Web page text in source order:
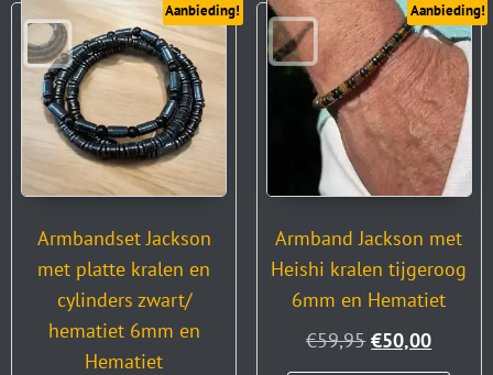
Aanbieding!
Armbandset Jackson
met platte kralen en
cylinders zwart/
hematiet 6mm en
Hematiet
Aanbieding!
Armband Jackson met
Heishi kralen tijgeroog
6mm en Hematiet
€59,95 €50,00